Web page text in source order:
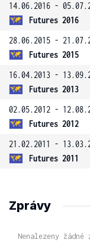
14.06.2016 -
Futures 2016
28.06.2015 -
Futures 2015
16.04.2013 -
Futures 2013
02.05.2012 -
Futures 2012
21.02.2011 -
Futures 2011
Zprávy
Nenalezeny žádné